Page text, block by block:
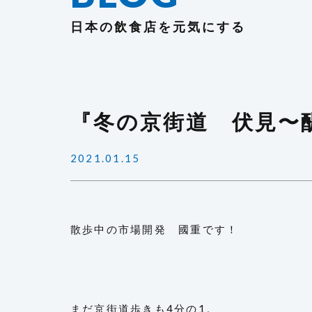
日本の飲食店を元気にする
『冬の京街道 伏見〜
2021.01.15
散歩中の市場開発 國重です！
まだ京街道歩きも4分の1。